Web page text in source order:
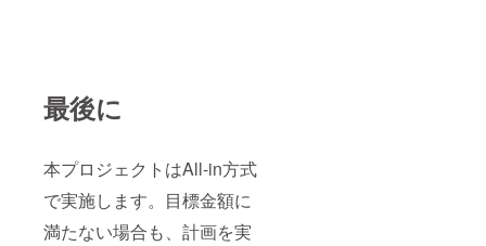
最後に
本プロジェクトはAll-in方式
で実施します。目標金額に
満たない場合も、計画を実